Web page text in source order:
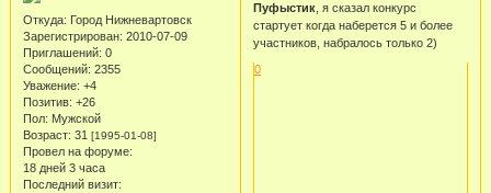
Откуда: Город Нижневартовск
Зарегистрирован: 2010-07-09
Приглашений: 0
Сообщений: 2355
Уважение: +4
Позитив: +26
Пол: Мужской
Возраст: 31 [1995-01-08]
Провел на форуме:
18 дней 3 часа
Последний визит:
Пуфыстик, я сказал конкурс
стартует когда наберется 5 и более
участников, набралось только 2)
0